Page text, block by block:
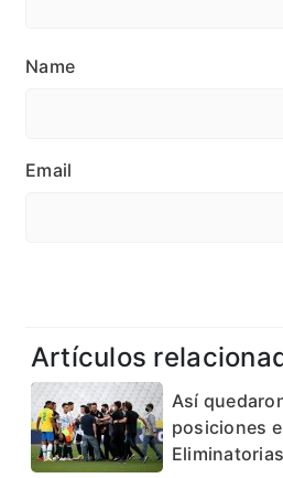
Name
Email
Artículos
Así
posiciones
Eliminatorias